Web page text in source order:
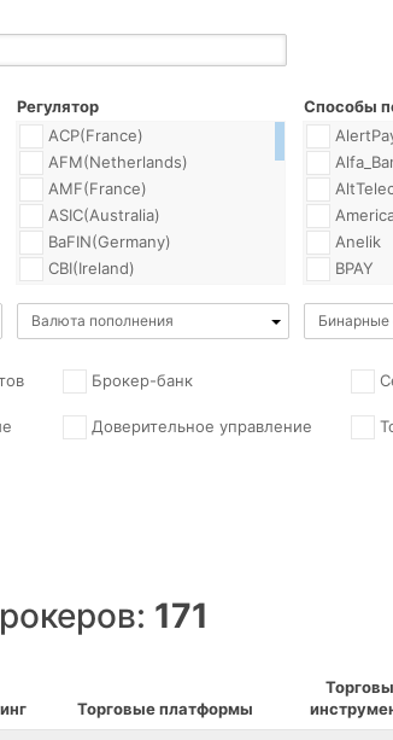
Регулятор
ACP(France)
AFM(Netherlands)
AMF(France)
ASIC(Australia)
BaFIN(Germany)
CBI(Ireland)
CMC(Greece)
CNB(CzechRepublic)
CNVMR(Romania)
EUEDEX(BVI)
FCA(UK)
FIN-FSA(Finland)
Способы
Anelik
BPAY
Bitcoin
Contact
Валюта пополнения
Брокер-банк
Доверительное управление
171
Торговые платформы